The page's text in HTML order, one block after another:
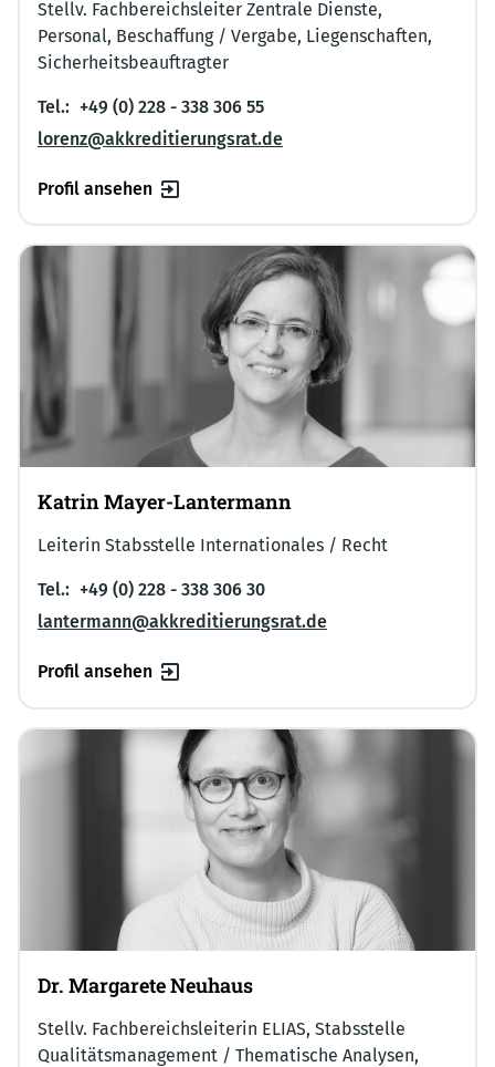
Stellv. Fachbereichsleiter Zentrale Dienste,
Personal, Beschaffung / Vergabe, Liegenschaften,
Sicherheitsbeauftragter
Tel.: +49 (0) 228 - 338 306 55
lorenz@akkreditierungsrat.de
Profil ansehen
Katrin Mayer-Lantermann
Leiterin Stabsstelle Internationales / Recht
Tel.: +49 (0) 228 - 338 306 30
lantermann@akkreditierungsrat.de
Profil ansehen
Dr. Margarete Neuhaus
Stellv. Fachbereichsleiterin ELIAS, Stabsstelle
Qualitätsmanagement / Thematische Analysen,